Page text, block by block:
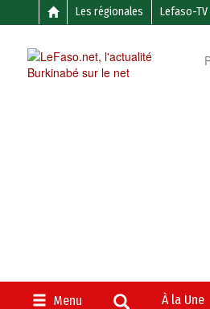
Les régionales Lefaso-TV
Menu À la Une